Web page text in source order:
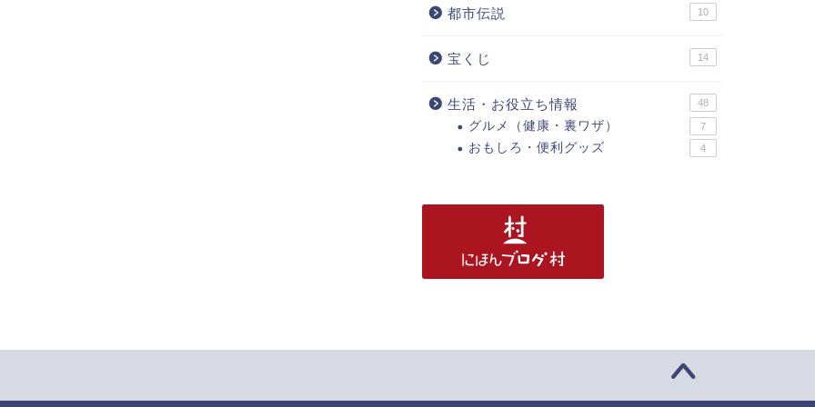
都市伝説 10
宝くじ 14
生活・お役立ち情報 48
グルメ（健康・裏ワザ） 7
おもしろ・便利グッズ 4